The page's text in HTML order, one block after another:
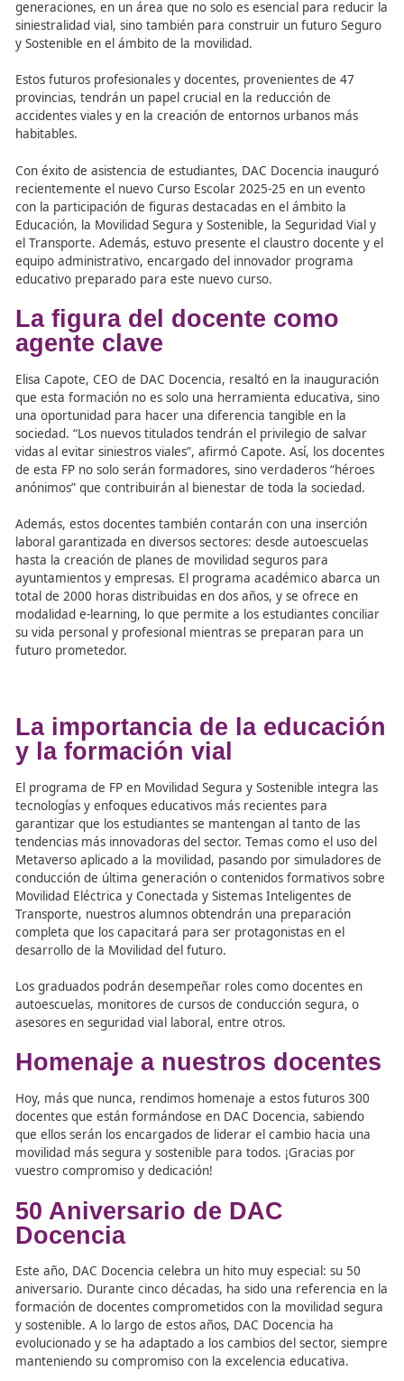
En el marco del Día Mundial de los Docentes, desde DAC
Docencia, queremos rendir homenaje a los 300 futuros
para la Movilidad Segura y Sostenible”. Estos futuros
profesionales serán los encargados de formar a las
generaciones, en un área que no solo es esencial para
y Sostenible en el ámbito de la movilidad.
Estos futuros profesionales y docentes, provenientes de
provincias, tendrán un papel crucial en la reducción de
accidentes viales y en la creación de entornos urbanos
habitables.
Con éxito de asistencia de estudiantes, DAC Docencia
recientemente el nuevo Curso Escolar 2025-25 en un
con la participación de figuras destacadas en el ámbito
Educación, la Movilidad Segura y Sostenible, la
el Transporte. Además, estuvo presente el claustro
equipo administrativo, encargado del innovador
educativo preparado para este nuevo curso.
La figura del docente como
agente clave
Elisa Capote, CEO de DAC Docencia, resaltó en la
que esta formación no es solo una herramienta
una oportunidad para hacer una diferencia tangible en
sociedad. “Los nuevos titulados tendrán el privilegio de
vidas al evitar siniestros viales”, afirmó Capote. Así, los
Además, estos docentes también contarán con una
laboral garantizada en diversos sectores: desde
hasta la creación de planes de movilidad seguros para
ayuntamientos y empresas. El programa académico
total de 2000 horas distribuidas en dos años, y se
modalidad e-learning, lo que permite a los estudiantes
su vida personal y profesional mientras se preparan
futuro prometedor.
La importancia de la
y la formación vial
tecnologías y enfoques educativos más recientes para
garantizar que los estudiantes se mantengan al tanto
tendencias más innovadoras del sector. Temas como el
Metaverso aplicado a la movilidad, pasando por
conducción de última generación o contenidos
Movilidad Eléctrica y Conectada y Sistemas Inteligentes
completa que los capacitará para ser protagonistas en
desarrollo de la Movilidad del futuro.
Los graduados podrán desempeñar roles como
autoescuelas, monitores de cursos de conducción
asesores en seguridad vial laboral, entre otros.
Homenaje a nuestros